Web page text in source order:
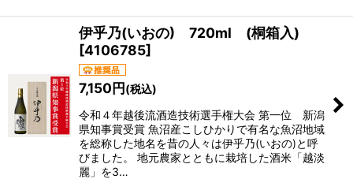
伊乎乃(いおの) 720ml (桐箱入)
[4106785]
7,150円(税込)
令和４年越後流酒造技術選手権大会 第一位 新潟
県知事賞受賞 魚沼産こしひかりで有名な魚沼地域
を総称した地名を昔の人々は伊乎乃(いおの)と呼
びました。 地元農家とともに栽培した酒米「越淡
麗」を3…